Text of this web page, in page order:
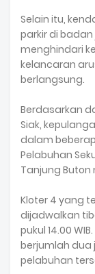
‎Selain itu,
parkir di
menghindari
kelancaran
berlangsung.
‎Berdasarkan
Siak,
dalam
Pelabuhan
Tanjung Buton
‎Kloter 4 yang
dijadwalkan
pukul 14.00
berjumlah dua
pelabuhan